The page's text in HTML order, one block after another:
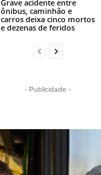
Grave acidente entre
ônibus, caminhão e
carros deixa cinco mortos
e dezenas de feridos
- Publicidade -